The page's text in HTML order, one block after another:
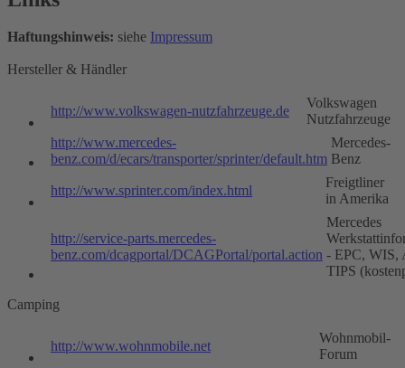
Haftungshinweis: siehe Impressum
Hersteller & Händler
http://www.volkswagen-nutzfahrzeuge.de
Volkswagen
Nutzfahrzeuge
http://www.mercedes-
benz.com/d/ecars/transporter/sprinter/default.htm
Mercedes-
Benz
http://www.sprinter.com/index.html
Freigtliner
in Amerika
http://service-parts.mercedes-
benz.com/dcagportal/DCAGPortal/portal.action
Mercedes
- EPC, WIS,
TIPS
Camping
http://www.wohnmobile.net
Wohnmobil-
Forum